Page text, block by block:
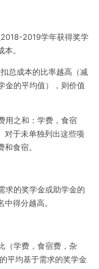
2019学年获得奖学
。
总成本的比率越高（减
金的平均值），则价值
用之和：学费，食宿
对于未单独列出这些项
食宿。
求的奖学金或助学金的
得分越高。
（学费，食宿费，杂
平均基于需求的奖学金